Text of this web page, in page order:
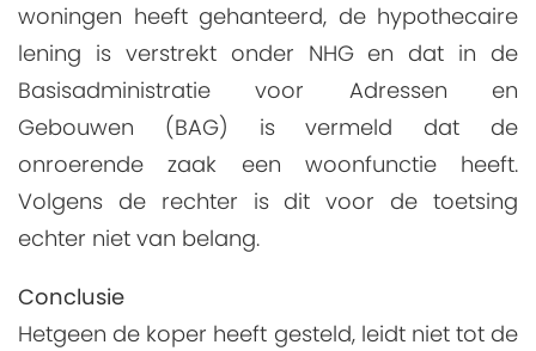
woningen heeft gehanteerd, de hypothecaire
lening is verstrekt onder NHG en dat in de
Basisadministratie voor Adressen en
Gebouwen (BAG) is vermeld dat de
onroerende zaak een woonfunctie heeft.
Volgens de rechter is dit voor de toetsing
echter niet van belang.
Conclusie
Hetgeen de koper heeft gesteld, leidt niet tot de